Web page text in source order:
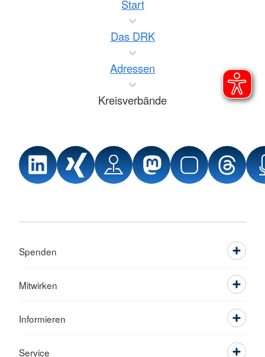
Start
Das DRK
Adressen
Kreisverbände
Spenden
Mitwirken
Informieren
Service